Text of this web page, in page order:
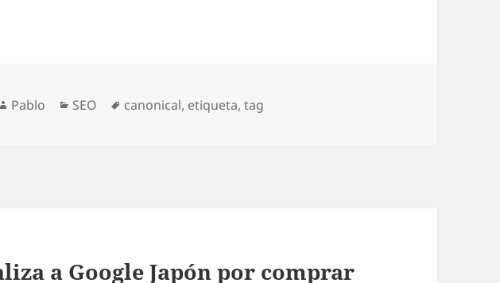
Autor
Pablo Categorías
SEO Etiquetas
canonical, etiqueta,tag
a Google Japón por comprar